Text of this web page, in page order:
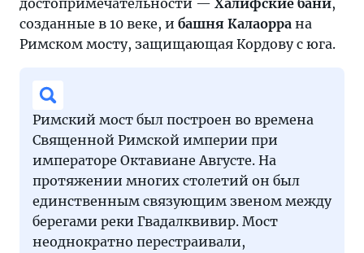
достопримечательности — Халифские бани,
созданные в 10 веке, и башня Калаорра на
Римском мосту, защищающая Кордову с юга.
Римский мост был построен во времена
Священной Римской империи при
императоре Октавиане Августе. На
протяжении многих столетий он был
единственным связующим звеном между
берегами реки Гвадалквивир. Мост
неоднократно перестраивали,